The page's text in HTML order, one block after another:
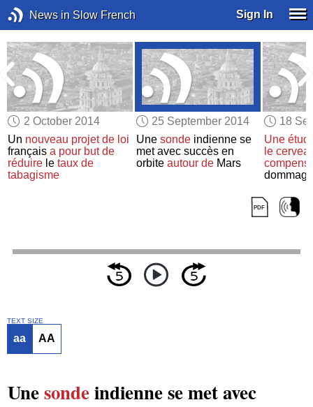
News in Slow French Sign In
2 October 2014
Un nouveau projet de loi
françaisa pour but de
réduire letaux de
tabagisme
25 September 2014
Une sondeindienne se
met avec succès en
orbite autour deMars
18
Une
le
TEXT SIZE
aa AA
Unesondeindienne se met avec